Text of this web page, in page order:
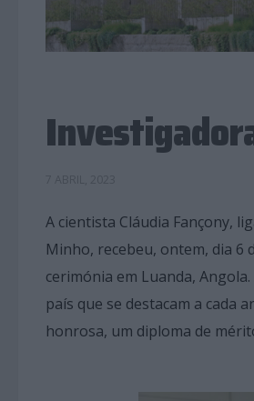
A cientista Cláudia Fançony,
Minho, recebeu, ontem, dia 6
cerimónia em Luanda,
país que se destacam a cada
honrosa, um diploma de